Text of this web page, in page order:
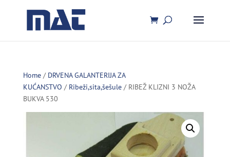
Home/ DRVENA GALANTERIJA ZA
KUĆANSTVO / Ribeži,sita,šešule/ RIBEŽ KLIZNI 3 NOŽA
BUKVA 530